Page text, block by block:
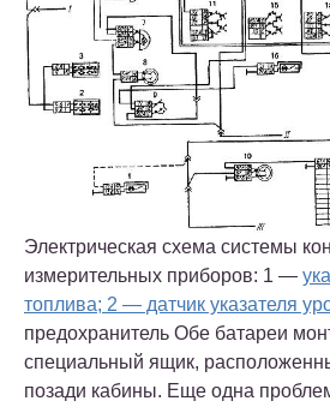
Электрическая схема системы
измерительных приборов: 1 —
топлива; 2 — датчик указателя
предохранитель Обе батареи
специальный ящик,
позади кабины. Еще одна